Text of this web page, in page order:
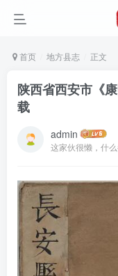
首页 地方县志 正文
陕西省西安市《
载
admin
这家伙很懒，什么